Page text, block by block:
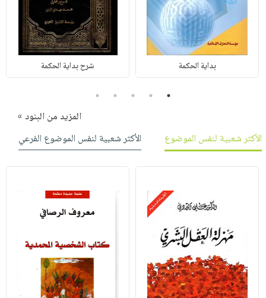
بداية الحكمة شرح بداية الحكمة
1
2
3
4
5
المزيد من البنود »
الأكثر شعبية لنفس الموضوع
الأكثر شعبية لنفس الموضوع الفرعي